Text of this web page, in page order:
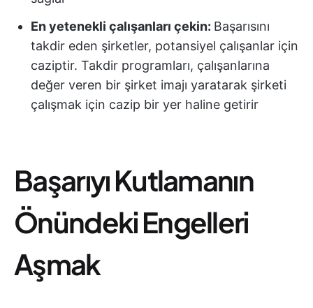
En yetenekli çalışanları çekin: Başarısını
takdir eden şirketler, potansiyel çalışanlar için
caziptir. Takdir programları, çalışanlarına
değer veren bir şirket imajı yaratarak şirketi
çalışmak için cazip bir yer haline getirir
Başarıyı Kutlamanın
Önündeki Engelleri
Aşmak